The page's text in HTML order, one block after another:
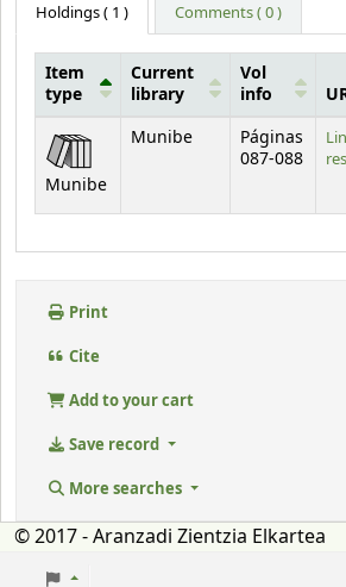
Holdings( 1 ) Comments ( 0 )
Holdings
Item
type
Current
library
Vol
info
Munibe
Munibe
Páginas
087-088
Print
Cite
Add to your cart
Save record
More searches
© 2017 - Aranzadi Zientzia Elkartea